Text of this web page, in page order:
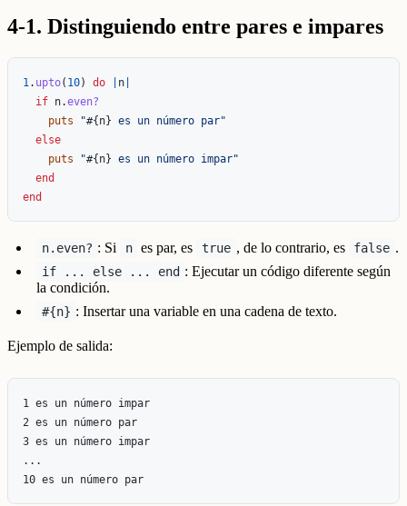
4-1. Distinguiendo entre pares e impares
1. upto( 10) do n
if n.even?
puts
"#{ n} es un número par"
else
puts
"#{ n} es un número impar"
end
end
n.even? : Si n es par, es true , de lo contrario, es false .
if ... else ... end : Ejecutar un código diferente según
la condición.
#{n} : Insertar una variable en una cadena de texto.
Ejemplo de salida:
1 es un número impar
2 es un número par
3 es un número impar
...